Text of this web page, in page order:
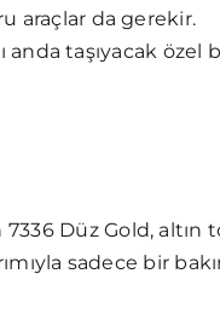
araçlar da gerekir.
taşıyacak özel
Düz Gold, altın
sadece bir